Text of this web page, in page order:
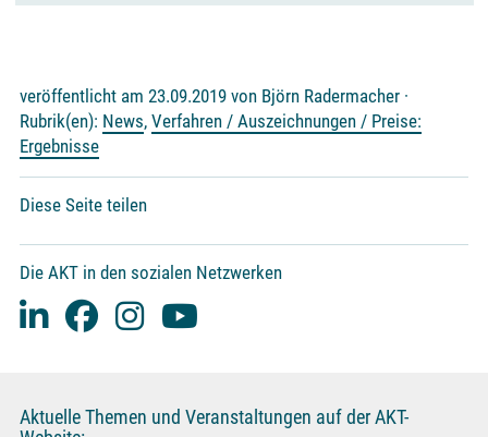
veröffentlicht am 23.09.2019 von Björn Radermacher ·
Rubrik(en): News, Verfahren / Auszeichnungen / Preise:
Ergebnisse
Diese Seite teilen
Die AKT in den sozialen Netzwerken
Aktuelle Themen und Veranstaltungen auf der AKT-